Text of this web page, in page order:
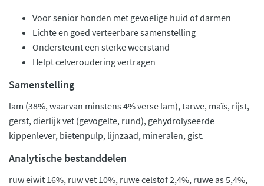
Voor senior honden met gevoelige huid of darmen
Lichte en goed verteerbare samenstelling
Ondersteunt een sterke weerstand
Helpt celveroudering vertragen
Samenstelling
lam (38%, waarvan minstens 4% verse lam), tarwe, maïs, rijst,
gerst, dierlijk vet (gevogelte, rund), gehydrolyseerde
kippenlever, bietenpulp, lijnzaad, mineralen, gist.
Analytische bestanddelen
ruw eiwit 16%, ruw vet 10%, ruwe celstof 2,4%, ruwe as 5,4%,